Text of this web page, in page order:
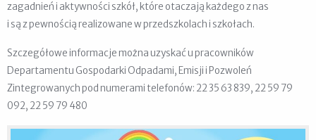
zagadnień i aktywności szkół, które otaczają każdego z nas
i są z pewnością realizowane w przedszkolach i szkołach.
Szczegółowe informacje można uzyskać u pracowników
Departamentu Gospodarki Odpadami, Emisji i Pozwoleń
Zintegrowanych pod numerami telefonów: 22 35 63 839, 22 59 79
092, 22 59 79 480